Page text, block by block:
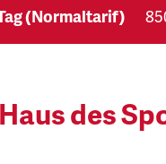
(Normaltarif)
des